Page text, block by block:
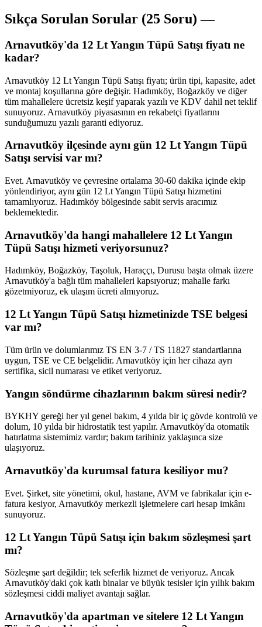
Sıkça Sorulan Sorular (25 Soru) —
Arnavutköy'da 12 Lt Yangın Tüpü Satışı fiyatı ne
kadar?
Arnavutköy 12 Lt Yangın Tüpü Satışı fiyatı; ürün tipi, kapasite, adet
ve montaj koşullarına göre değişir. Hadımköy, Boğazköy ve diğer
tüm mahallelere ücretsiz keşif yaparak yazılı ve KDV dahil net teklif
sunuyoruz. Arnavutköy piyasasının en rekabetçi fiyatlarını
sunduğumuzu yazılı garanti ediyoruz.
Arnavutköy ilçesinde aynı gün 12 Lt Yangın Tüpü
Satışı servisi var mı?
Evet. Arnavutköy ve çevresine ortalama 30-60 dakika içinde ekip
yönlendiriyor, aynı gün 12 Lt Yangın Tüpü Satışı hizmetini
tamamlıyoruz. Hadımköy bölgesinde sabit servis aracımız
beklemektedir.
Arnavutköy'da hangi mahallelere 12 Lt Yangın
Tüpü Satışı hizmeti veriyorsunuz?
Hadımköy, Boğazköy, Taşoluk, Haraççı, Durusu başta olmak üzere
Arnavutköy'a bağlı tüm mahalleleri kapsıyoruz; mahalle farkı
gözetmiyoruz, ek ulaşım ücreti almıyoruz.
12 Lt Yangın Tüpü Satışı hizmetinizde TSE belgesi
var mı?
Tüm ürün ve dolumlarımız TS EN 3-7 / TS 11827 standartlarına
uygun, TSE ve CE belgelidir. Arnavutköy için her cihaza ayrı
sertifika, sicil numarası ve etiket veriyoruz.
Yangın söndürme cihazlarının bakım süresi nedir?
BYKHY gereği her yıl genel bakım, 4 yılda bir iç gövde kontrolü ve
dolum, 10 yılda bir hidrostatik test yapılır. Arnavutköy'da otomatik
hatırlatma sistemimiz vardır; bakım tarihiniz yaklaşınca size
ulaşıyoruz.
Arnavutköy'da kurumsal fatura kesiliyor mu?
Evet. Şirket, site yönetimi, okul, hastane, AVM ve fabrikalar için e-
fatura kesiyor, Arnavutköy merkezli işletmelere cari hesap imkânı
sunuyoruz.
12 Lt Yangın Tüpü Satışı için bakım sözleşmesi şart
mı?
Sözleşme şart değildir; tek seferlik hizmet de veriyoruz. Ancak
Arnavutköy'daki çok katlı binalar ve büyük tesisler için yıllık bakım
sözleşmesi ciddi maliyet avantajı sağlar.
Arnavutköy'da apartman ve sitelere 12 Lt Yangın